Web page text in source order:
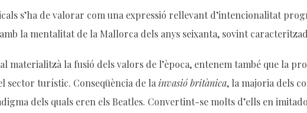
s’ha de valorar com una expressió rellevant d’intencionalitat
la mentalitat de la Mallorca dels anys seixanta, sovint
materialitzà la fusió dels valors de l’època, entenem també que la
sector turístic. Conseqüència de la invasió britànica, la majoria dels
dels quals eren els Beatles. Convertint-se molts d’ells en